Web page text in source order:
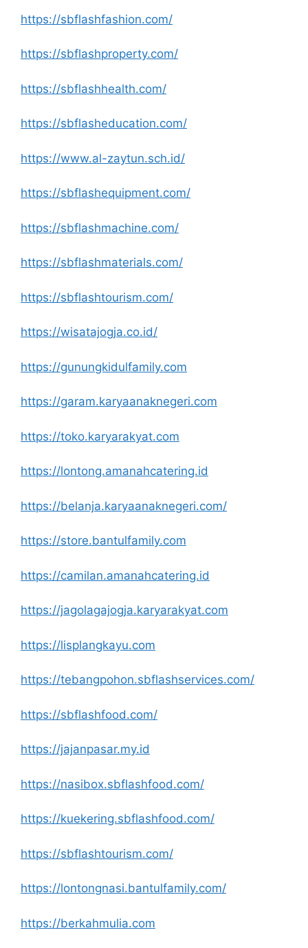
https://sbflashfashion.com/
https://sbflashproperty.com/
https://sbflashhealth.com/
https://sbflasheducation.com/
https://www.al-zaytun.sch.id/
https://sbflashequipment.com/
https://sbflashmachine.com/
https://sbflashmaterials.com/
https://sbflashtourism.com/
https://wisatajogja.co.id/
https://gunungkidulfamily.com
https://garam.karyaanaknegeri.com
https://toko.karyarakyat.com
https://lontong.amanahcatering.id
https://belanja.karyaanaknegeri.com/
https://store.bantulfamily.com
https://camilan.amanahcatering.id
https://jagolagajogja.karyarakyat.com
https://lisplangkayu.com
https://tebangpohon.sbflashservices.com/
https://sbflashfood.com/
https://jajanpasar.my.id
https://nasibox.sbflashfood.com/
https://kuekering.sbflashfood.com/
https://sbflashtourism.com/
https://lontongnasi.bantulfamily.com/
https://berkahmulia.com